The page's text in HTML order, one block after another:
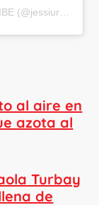
al aire en
azota al
Turbay
de